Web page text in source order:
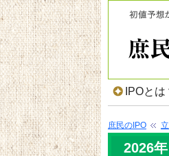
IPOとは
庶民のIPO
2026